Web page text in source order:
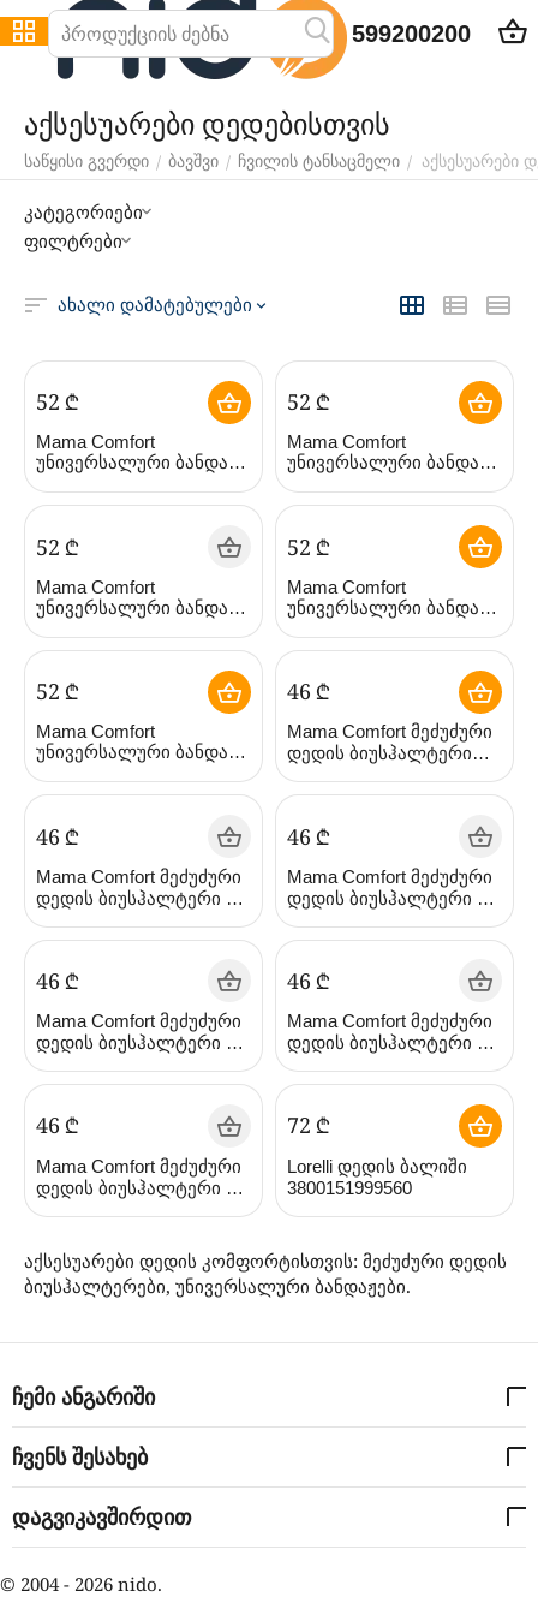
599200200
აქსესუარები დედებისთვის
საწყისი გვერდი / ბავშვი / ჩვილის ტანსაცმელი / აქსესუარები
კატეგორიები
ფილტრები
აქსესუარები დედის კომფორტისთვის: მეძუძური დედის
ბიუსჰალტერები, უნივერსალური ბანდაჟები.
ახალი დამატებულები
‍52‍ ₾
Mama Comfort
უნივერსალური ბანდაჟი
‍52‍ ₾
Mama Comfort
უნივერსალური ბანდაჟი
‍52‍ ₾
Mama Comfort
უნივერსალური ბანდაჟი
‍52‍ ₾
Mama Comfort
უნივერსალური ბანდაჟი
‍52‍ ₾
Mama Comfort
უნივერსალური ბანდაჟი
‍46‍ ₾
Mama Comfort მეძუძური
დედის ბიუსჰალტერი
‍46‍ ₾
Mama Comfort მეძუძური
დედის ბიუსჰალტერი 3B
‍46‍ ₾
Mama Comfort მეძუძური
დედის ბიუსჰალტერი 2C
‍46‍ ₾
Mama Comfort მეძუძური
დედის ბიუსჰალტერი 2B
‍46‍ ₾
Mama Comfort მეძუძური
დედის ბიუსჰალტერი 2C
‍46‍ ₾
Mama Comfort მეძუძური
დედის ბიუსჰალტერი 2B
‍72‍ ₾
Lorelli დედის ბალიში
3800151999560
ჩემი ანგარიში
ჩვენს შესახებ
დაგვიკავშირდით
© 2004 - 2026 nido.